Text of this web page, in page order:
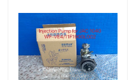
Fabrieksreis
Kwaliteitscontrole